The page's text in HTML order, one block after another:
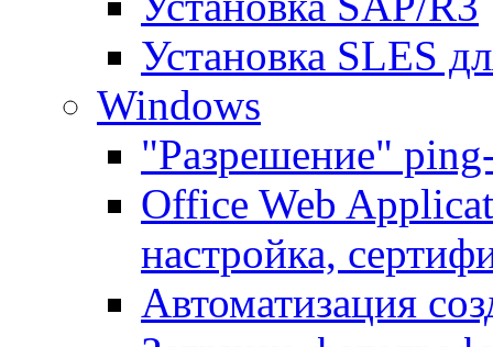
Установка SLES
Windows
"Разрешение"
Office Web
настройка,
Автоматизация